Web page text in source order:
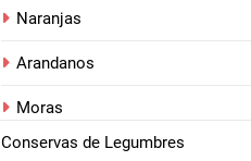
Naranjas
Arandanos
Moras
Conservas de Legumbres